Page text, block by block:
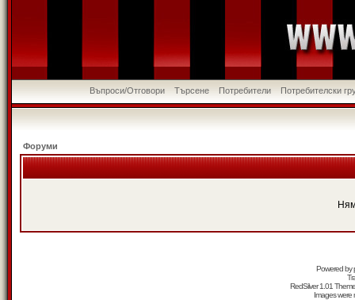
Въпроси/Отговори Търсене Потребители Потребителски
Форуми
Powered by
RedSilver 1.01
Images were